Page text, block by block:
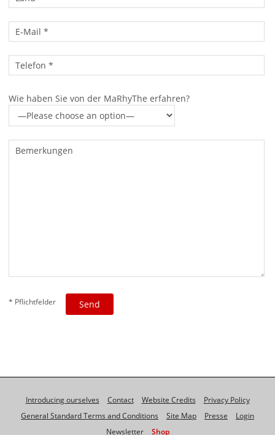
Wie haben Sie von der MaRhyThe erfahren?
* Pflichtfelder
Introducing ourselves Contact Website Credits
Privacy Policy
General Standard Terms and Conditions
Site Map Presse
Login
Newsletter
Shop